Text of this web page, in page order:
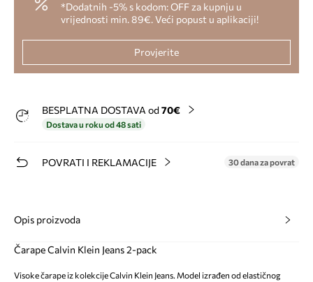
*Dodatnih -5% s kodom: OFF za kupnju u
vrijednosti min. 89€. Veći popust u aplikaciji!
Provjerite
BESPLATNA DOSTAVA od 70€
Dostava u roku od 48 sati
POVRATI I REKLAMACIJE 30 dana za povrat
Opis proizvoda
Čarape Calvin Klein Jeans 2-pack
Visoke čarape iz kolekcije Calvin Klein Jeans. Model izrađen od elastičnog